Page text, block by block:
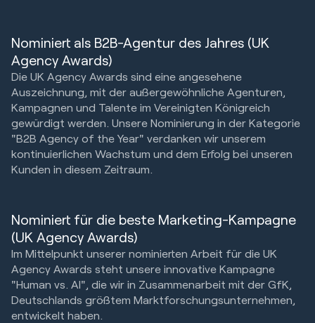
Nominiert als B2B-Agentur des Jahres (UK
Agency Awards)
Die UK Agency Awards sind eine angesehene
Auszeichnung, mit der außergewöhnliche Agenturen,
Kampagnen und Talente im Vereinigten Königreich
gewürdigt werden. Unsere Nominierung in der Kategorie
"B2B Agency of the Year" verdanken wir unserem
kontinuierlichen Wachstum und dem Erfolg bei unseren
Kunden in diesem Zeitraum.
Nominiert für die beste Marketing-Kampagne
(UK Agency Awards)
Im Mittelpunkt unserer nominierten Arbeit für die UK
Agency Awards steht unsere innovative Kampagne
"Human vs. AI", die wir in Zusammenarbeit mit der GfK,
Deutschlands größtem Marktforschungsunternehmen,
entwickelt haben.